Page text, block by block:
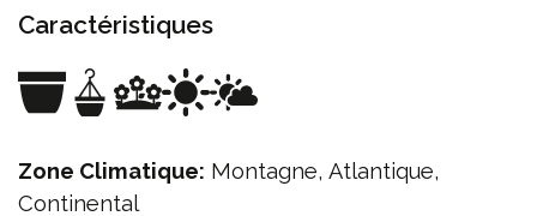
Caractéristiques
Zone Climatique: Montagne, Atlantique,
Continental